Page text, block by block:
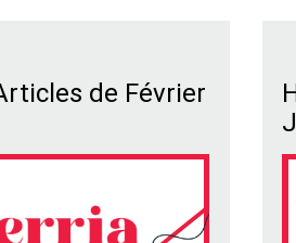
de Février